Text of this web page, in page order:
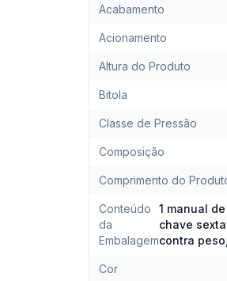
Acabamento
Acionamento
Altura do Produto
Bitola
Classe de Pressão
Composição
Comprimento do
Conteúdo
da
Embalagem
1 manual
chave
contra
Cor